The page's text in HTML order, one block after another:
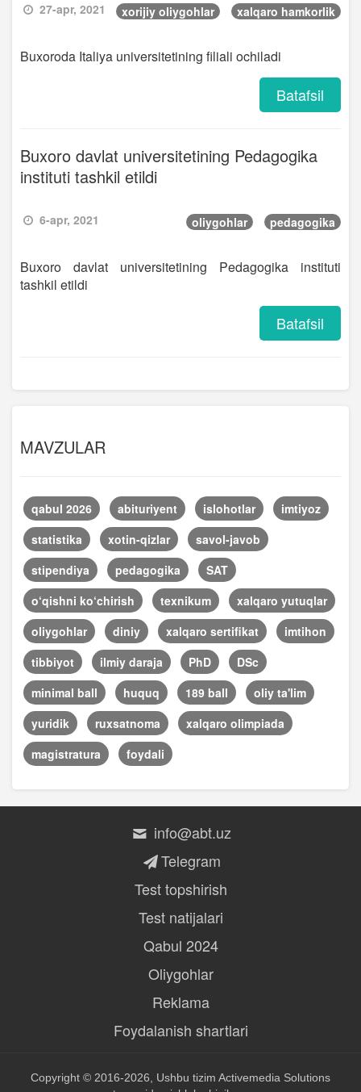
27-apr, 2021 xorijiy oliygohlar xalqaro hamkorlik
Buxoroda Italiya universitetining filiali ochiladi
Batafsil
Buxoro davlat universitetining Pedagogika
instituti tashkil etildi
6-apr, 2021 oliygohlar pedagogika
Buxoro davlat universitetining Pedagogika instituti
tashkil etildi
Batafsil
MAVZULAR
qabul 2026 abituriyent islohotlar
imtiyoz
statistika
xotin-qizlar
savol-javob
stipendiya
pedagogika
SAT
o‘qishni ko‘chirish
texnikum
xalqaro yutuqlar
oliygohlar
diniy xalqaro sertifikat
imtihon
tibbiyot
ilmiy daraja PhD
DSc
minimal ball
huquq 189 ball
oliy ta'lim
yuridik
ruxsatnoma
xalqaro olimpiada
magistratura
foydali
info@abt.uz
Telegram
Test topshirish
Test natijalari
Qabul 2024
Oliygohlar
Reklama
Foydalanish shartlari
Copyright © 2016-2026, Ushbu tizim Activemedia Solutions